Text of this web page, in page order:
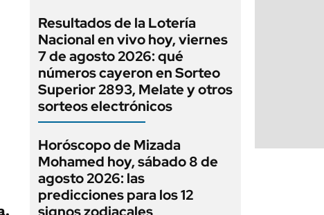
Resultados de la Lotería
Nacional en vivo hoy, viernes
7 de agosto 2026: qué
números cayeron en Sorteo
Superior 2893, Melate y otros
sorteos electrónicos
Horóscopo de Mizada
Mohamed hoy, sábado 8 de
agosto 2026: las
predicciones para los 12